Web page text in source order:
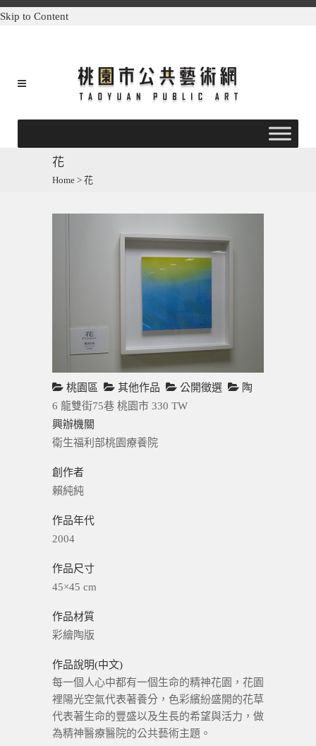
Skip to Content
花
Home > 花
桃園區 其他作品 公開徵選
陶
6 龍雙街75巷 桃園市 330 TW
興辦機關
衛生福利部桃園療養院
創作者
賴純純
作品年代
2004
作品尺寸
45×45 cm
作品材質
彩繪陶版
作品說明(中文)
每一個人心中都有一個生命的精神花園，花園
裡陽光空氣代表著養分，色彩繽紛盛開的花草
代表著生命的豐盛以及生長的希望與活力，做
為精神醫療醫院的公共藝術主題。